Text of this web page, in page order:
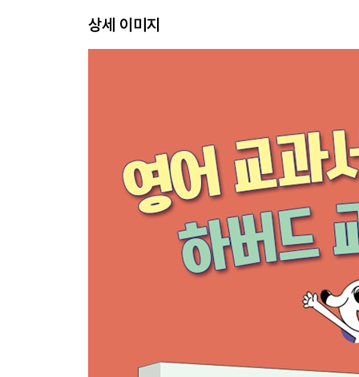
Topic 3 Health 건강
15 I Should Be careful.
단어 모으기 & 문장 스트레칭
Topic 4 Holiday 휴일
16 My Family Went on a Trip.
17 There Is Lunar New Year’s Day.
18 May 5th Is Children’s Day.
상세 이미지